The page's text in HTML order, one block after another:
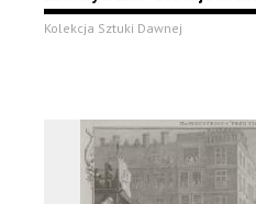
Kolekcja Sztuki Dawnej